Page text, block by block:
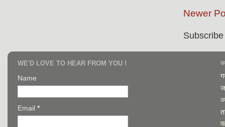
Newer
WE'D LOVE TO HEAR FROM YOU !
Name
Email *